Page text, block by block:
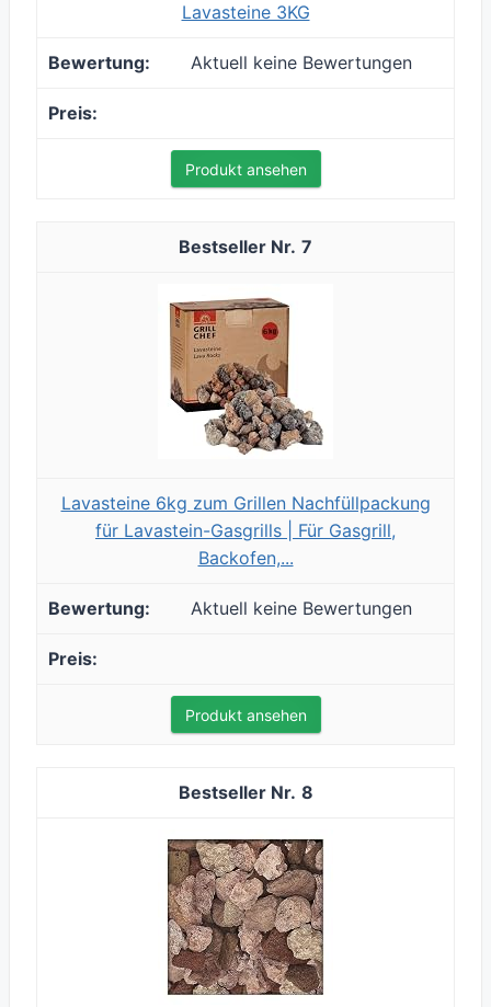
Lavasteine 3KG
Aktuell keine Bewertungen
Produkt ansehen
7
Lavasteine 6kg zum Grillen Nachfüllpackung
für Lavastein-Gasgrills | Für Gasgrill,
Backofen,...
Aktuell keine Bewertungen
Produkt ansehen
8